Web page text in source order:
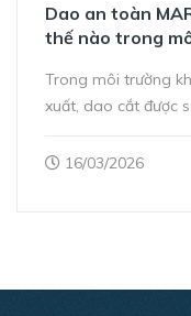
Dao an toàn
thế nào trong
Trong môi trường
xuất, dao cắt được
16/03/2026